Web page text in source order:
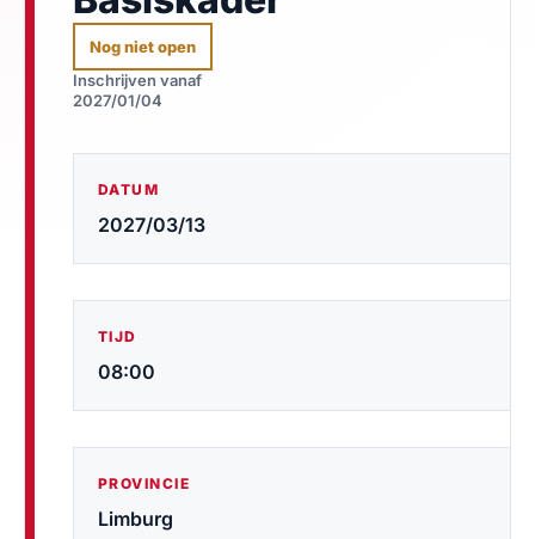
Nog niet open
Inschrijven vanaf
2027/01/04
DATUM
2027/03/13
TIJD
08:00
PROVINCIE
Limburg